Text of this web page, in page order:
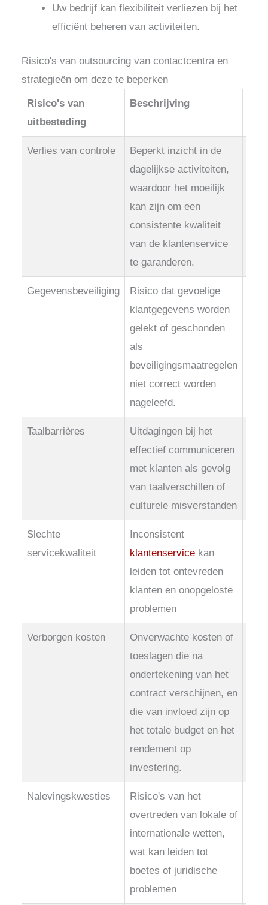
Uw bedrijf kan flexibiliteit verliezen bij het
efficiënt beheren van activiteiten.
Risico's van outsourcing van contactcentra en
strategieën om deze te beperken
Risico's van
uitbesteding
Beschrijving
Verlies van controle
Beperkt inzicht in de
dagelijkse activiteiten,
waardoor het moeilijk
kan zijn om een
consistente kwaliteit
van de klantenservice
te garanderen.
Gegevensbeveiliging
Risico dat gevoelige
klantgegevens worden
gelekt of geschonden
als
beveiligingsmaatregelen
niet correct worden
nageleefd.
Taalbarrières
Uitdagingen bij het
effectief communiceren
met klanten als gevolg
van taalverschillen of
culturele misverstanden
Slechte
servicekwaliteit
Inconsistent
klantenservice kan
leiden tot ontevreden
klanten en onopgeloste
problemen
Verborgen kosten
Onverwachte kosten of
toeslagen die na
ondertekening van het
contract verschijnen, en
die van invloed zijn op
het totale budget en het
rendement op
investering.
Nalevingskwesties
Risico's van het
overtreden van lokale of
internationale wetten,
wat kan leiden tot
boetes of juridische
problemen